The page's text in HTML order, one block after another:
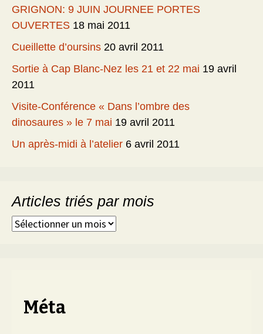
GRIGNON: 9 JUIN JOURNEE PORTES
OUVERTES 18 mai 2011
Cueillette d’oursins 20 avril 2011
Sortie à Cap Blanc-Nez les 21 et 22 mai 19 avril
2011
Visite-Conférence « Dans l’ombre des
dinosaures » le 7 mai 19 avril 2011
Un après-midi à l’atelier 6 avril 2011
Articles triés par mois
Articles
Méta